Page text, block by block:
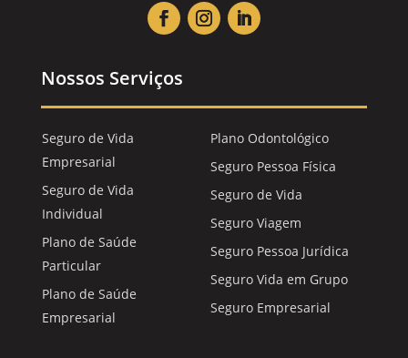
Nossos Serviços
Seguro de Vida
Empresarial
Seguro de Vida
Individual
Plano de Saúde
Particular
Plano de Saúde
Empresarial
Plano Odontológico
Seguro Pessoa Física
Seguro de Vida
Seguro Viagem
Seguro Pessoa Jurídica
Seguro Vida em Grupo
Seguro Empresarial